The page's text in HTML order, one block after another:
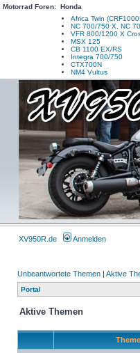
Motorrad Foren: Honda
Africa Twin
NC 700/750 X, NC
VFR 800/1200 X
MSX 125
CB 1100 EX/RS
Integra 700/750
CTX700N
NM4 Vultus
XV950R.de Anmelden
Unbeantwortete Themen | Aktive
Portal
Aktive Themen